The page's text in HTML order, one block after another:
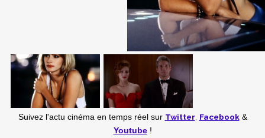
Suivez l'actu cinéma en temps réel sur Twitter Facebook&
Youtube!